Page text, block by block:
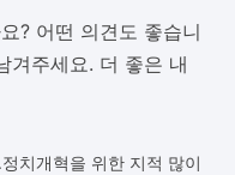
? 어떤 의견도 좋습니
겨주세요. 더 좋은 내
치개혁을 위한 지적 많이